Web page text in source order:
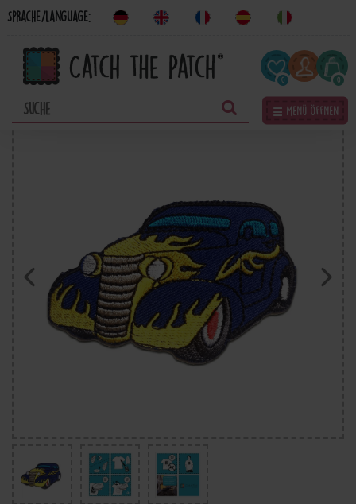
Sprache/Language:
0
☰ Menü öffnen